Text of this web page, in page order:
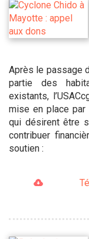
Après le passage
partie des
existants,
mise en place par
qui désirent être
contribuer
soutien :